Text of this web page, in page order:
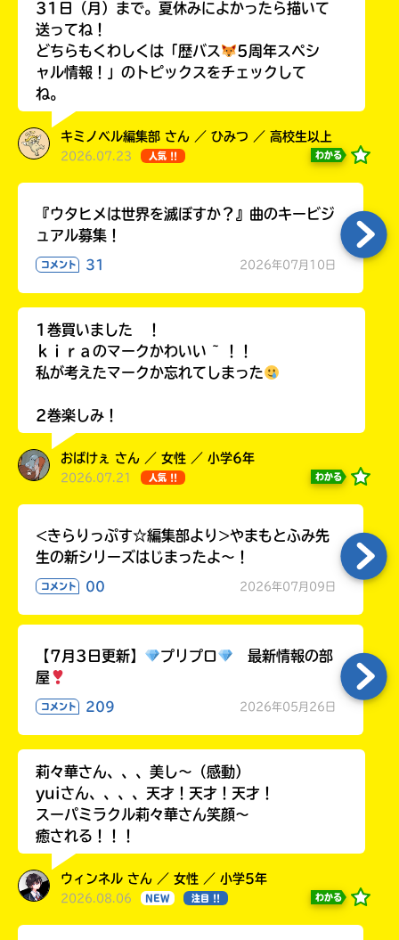
31日（月）まで。夏休みによかったら描いて
送ってね！
どちらもくわしくは「歴バス
5周年スペシ
ャル情報！」のトピックスをチェックして
ね。
キミノベル編集部 さん ／ ひみつ ／ 高校生以上
2026.07.23 人気 !! わかる
『ウタヒメは世界を滅ぼすか？』曲のキービジ
ュアル募集！
コメント 31 2026年07月10日
1巻買いました ！
ｋｉｒａのマークかわいい ~ ！！
私が考えたマークか忘れてしまった
2巻楽しみ！
おばけぇ さん ／ 女性 ／ 小学6年
2026.07.21 人気 !! わかる
<きらりっぷす☆編集部より>やまもとふみ先
生の新シリーズはじまったよ～！
コメント 00 2026年07月09日
【7月3日更新】 プリプロ
最新情報の部
屋
コメント 209 2026年05月26日
莉々華さん、、、美し〜（感動）
yuiさん、、、、天才！天才！天才！
スーパミラクル莉々華さん笑顔〜
癒される！！！
ウィンネル さん ／ 女性 ／ 小学5年
2026.08.06 NEW 注目 !! わかる